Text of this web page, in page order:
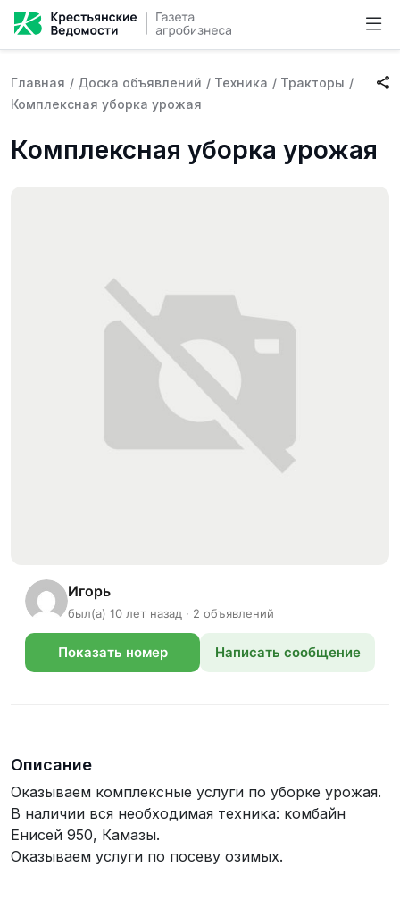
Главная / Доска объявлений / Техника / Тракторы /
Комплексная уборка урожая
Комплексная уборка урожая
Игорь
был(а) 10 лет назад · 2 объявлений
Показать номер Написать сообщение
Описание
Оказываем комплексные услуги по уборке урожая.
В наличии вся необходимая техника: комбайн
Енисей 950, Камазы.
Оказываем услуги по посеву озимых.